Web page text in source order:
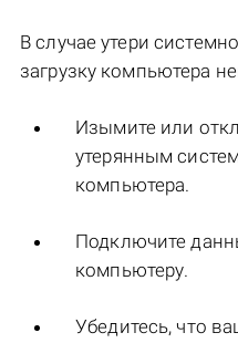
В случае утери
загрузку компьютера
Изымите или
утерянным
компьютера.
Подключите
компьютеру.
Убедитесь, что